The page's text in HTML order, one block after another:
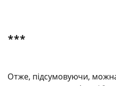
***
Отже, підсумовуючи,